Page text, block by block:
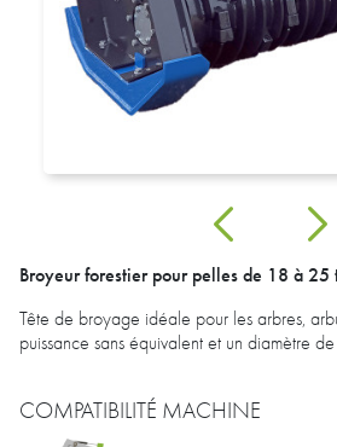
Broyeur forestier pour pelles de 18 à 25
Tête de broyage idéale pour les arbres,
puissance sans équivalent et un diamètre
COMPATIBILITÉ MACHINE